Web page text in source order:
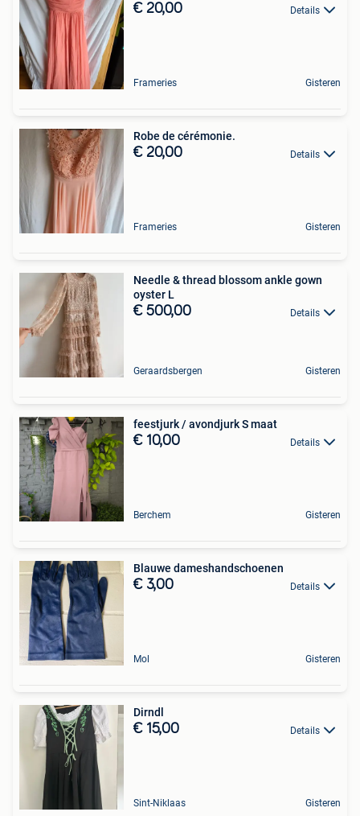
€ 20,00 Details
Frameries Gisteren
Robe de cérémonie.
€ 20,00 Details
Frameries Gisteren
Needle & thread blossom ankle gown
oyster L
€ 500,00 Details
Geraardsbergen Gisteren
feestjurk / avondjurk S maat
€ 10,00 Details
Berchem Gisteren
Blauwe dameshandschoenen
€ 3,00 Details
Mol Gisteren
Dirndl
€ 15,00 Details
Sint-Niklaas Gisteren